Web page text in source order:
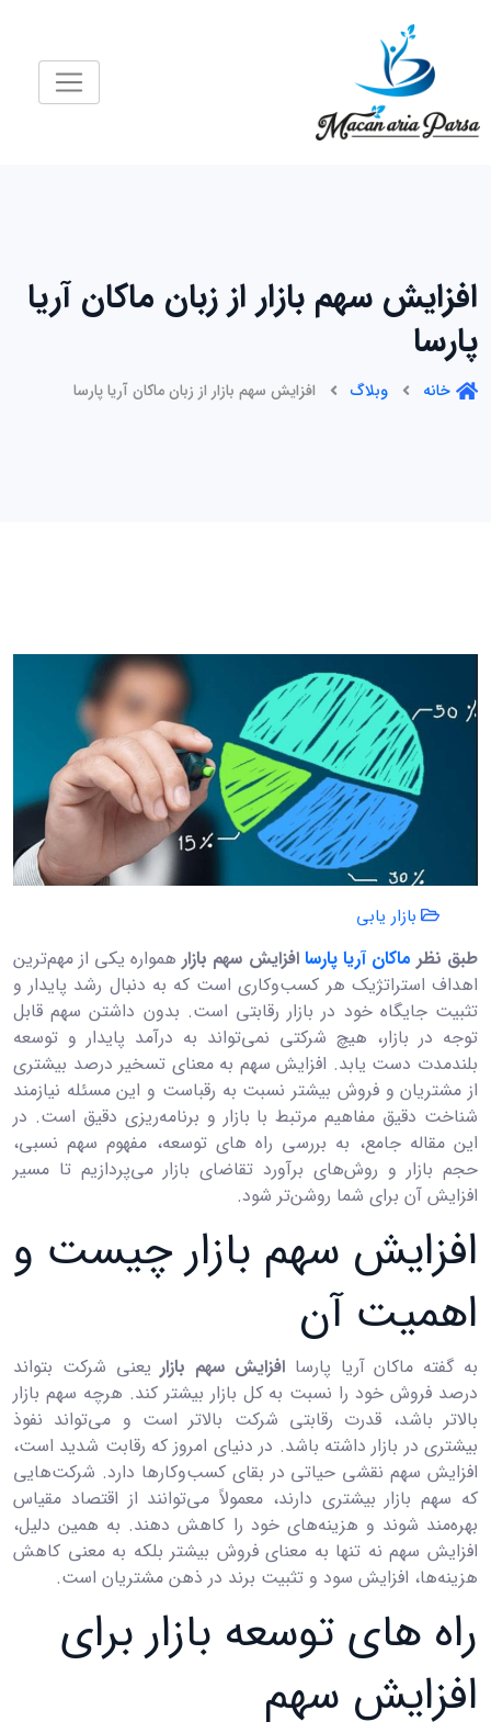
افزایش سهم بازار از زبان ماکان آریا
پارسا
خانه وبلاگ افزایش سهم بازار از زبان ماکان آریا پارسا
بازار یابی
طبق نظر ماکان آریا پارسا افزایش سهم بازار همواره یکی از مهم‌ترین
اهداف استراتژیک هر کسب‌وکاری است که به دنبال رشد پایدار و
تثبیت جایگاه خود در بازار رقابتی است. بدون داشتن سهم قابل
توجه در بازار، هیچ شرکتی نمی‌تواند به درآمد پایدار و توسعه
بلندمدت دست یابد. افزایش سهم به معنای تسخیر درصد بیشتری
از مشتریان و فروش بیشتر نسبت به رقباست و این مسئله نیازمند
شناخت دقیق مفاهیم مرتبط با بازار و برنامه‌ریزی دقیق است. در
این مقاله جامع، به بررسی راه های توسعه، مفهوم سهم نسبی،
حجم بازار و روش‌های برآورد تقاضای بازار می‌پردازیم تا مسیر
افزایش آن برای شما روشن‌تر شود.
افزایش سهم بازار چیست و
اهمیت آن
به گفته ماکان آریا پارسا افزایش سهم بازار یعنی شرکت بتواند
درصد فروش خود را نسبت به کل بازار بیشتر کند. هرچه سهم بازار
بالاتر باشد، قدرت رقابتی شرکت بالاتر است و می‌تواند نفوذ
بیشتری در بازار داشته باشد. در دنیای امروز که رقابت شدید است،
افزایش سهم نقشی حیاتی در بقای کسب‌وکارها دارد. شرکت‌هایی
که سهم بازار بیشتری دارند، معمولاً می‌توانند از اقتصاد مقیاس
بهره‌مند شوند و هزینه‌های خود را کاهش دهند. به همین دلیل،
افزایش سهم نه تنها به معنای فروش بیشتر بلکه به معنی کاهش
هزینه‌ها، افزایش سود و تثبیت برند در ذهن مشتریان است.
راه های توسعه بازار برای
افزایش سهم